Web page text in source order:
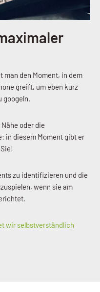
man den Moment, in dem
greift, um eben kurz
googeln.
oder die
in diesem Moment gibt er
zu identifizieren und die
wenn sie am
wir selbstverständlich